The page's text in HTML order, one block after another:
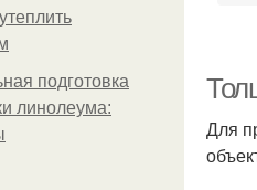
подготовка
линолеума:
Для